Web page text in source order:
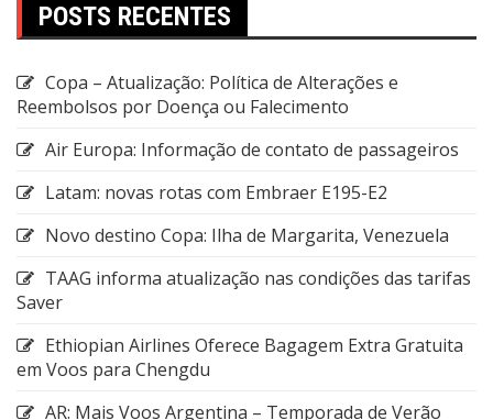
POSTS RECENTES
Copa – Atualização: Política de Alterações e
Reembolsos por Doença ou Falecimento
Air Europa: Informação de contato de passageiros
Latam: novas rotas com Embraer E195-E2
Novo destino Copa: Ilha de Margarita, Venezuela
TAAG informa atualização nas condições das tarifas
Saver
Ethiopian Airlines Oferece Bagagem Extra Gratuita
em Voos para Chengdu
AR: Mais Voos Argentina – Temporada de Verão